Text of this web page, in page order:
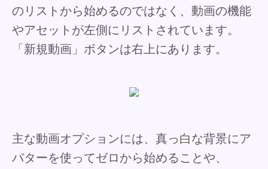
のリストから始めるのではなく、動画の機能
やアセットが左側にリストされています。
「新規動画」ボタンは右上にあります。
主な動画オプションには、真っ白な背景にア
バターを使ってゼロから始めることや、